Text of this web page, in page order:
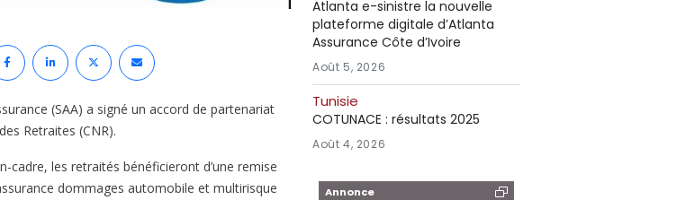
(SAA) a signé un accord de partenariat
Retraites (CNR).
cadre, les retraités bénéficieront d’une remise
dommages automobile et multirisque
Atlanta e-sinistre la nouvelle
plateforme digitale d’Atlanta
Assurance Côte d’Ivoire
Août 5, 2026
Tunisie
COTUNACE : résultats 2025
Août 4, 2026
Annonce